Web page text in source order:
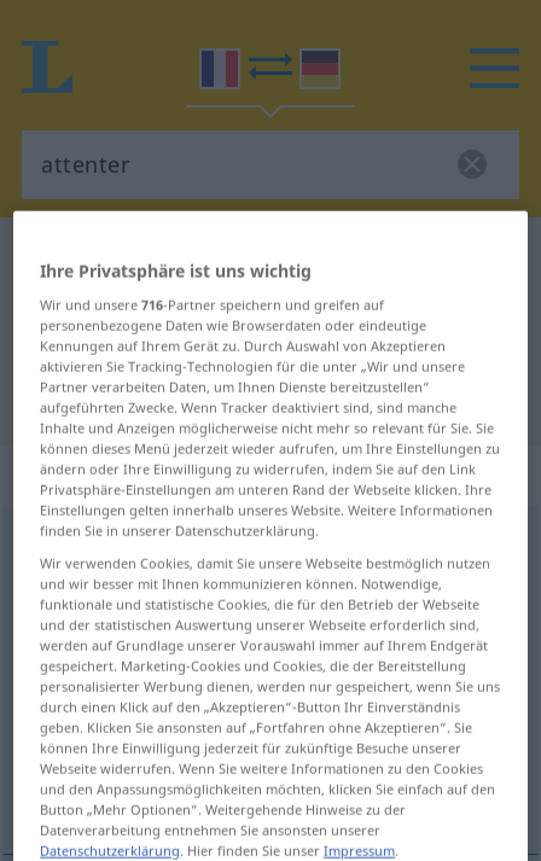
Französisch-Deutsch Übersetzung
für "attenter"
"attenter" Deutsch Übersetzung
„attenter“: verbe transitif indirect
attenter [atɑ̃te]v/t indir
Übersicht aller Übersetzungen
(Für mehr Details die Übersetzung anklicken/antippen)
etwas zu beeinträchtigen...
jemandem nach dem Leben trachten...
einen Selbstmordversuch unternehmen...
Ihre Privatsphäre ist uns wichtig
Wir und unsere716-Partner speichern und greifen auf
personenbezogene Daten wie Browserdaten oder eindeutige
Kennungen auf Ihrem Gerät zu. Durch Auswahl von Akzeptieren
aktivieren Sie Tracking-Technologien für die unter „Wir und unsere
Partner verarbeiten Daten, um Ihnen Dienste bereitzustellen“
aufgeführten Zwecke. Wenn Tracker deaktiviert sind, sind manche
Inhalte und Anzeigen möglicherweise nicht mehr so relevant für Sie. Sie
können dieses Menü jederzeit wieder aufrufen, um Ihre Einstellungen zu
ändern oder Ihre Einwilligung zu widerrufen, indem Sie auf den Link
Privatsphäre-Einstellungen am unteren Rand der Webseite klicken. Ihre
Einstellungen gelten innerhalb unseres Website. Weitere Informationen
finden Sie in unserer Datenschutzerklärung.
Wir verwenden Cookies, damit Sie unsere Webseite bestmöglich nutzen
und wir besser mit Ihnen kommunizieren können. Notwendige,
funktionale und statistische Cookies, die für den Betrieb der Webseite
und der statistischen Auswertung unserer Webseite erforderlich sind,
werden auf Grundlage unserer Vorauswahl immer auf Ihrem Endgerät
gespeichert. Marketing-Cookies und Cookies, die der Bereitstellung
personalisierter Werbung dienen, werden nur gespeichert, wenn Sie uns
durch einen Klick auf den „Akzeptieren“-Button Ihr Einverständnis
geben. Klicken Sie ansonsten auf „Fortfahren ohne Akzeptieren“. Sie
können Ihre Einwilligung jederzeit für zukünftige Besuche unserer
Webseite widerrufen. Wenn Sie weitere Informationen zu den Cookies
und den Anpassungsmöglichkeiten möchten, klicken Sie einfach auf den
Button „Mehr Optionen“. Weitergehende Hinweise zu der
Datenverarbeitung entnehmen Sie ansonsten unserer
Datenschutzerklärung. Hier finden Sie unserImpressum.